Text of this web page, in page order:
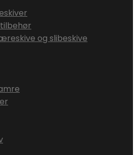
og slibeskive